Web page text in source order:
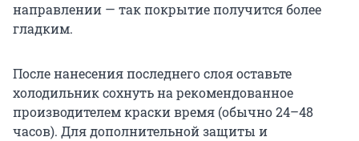
направлении — так покрытие получится более
гладким.
После нанесения последнего слоя оставьте
холодильник сохнуть на рекомендованное
производителем краски время (обычно 24–48
часов). Для дополнительной защиты и